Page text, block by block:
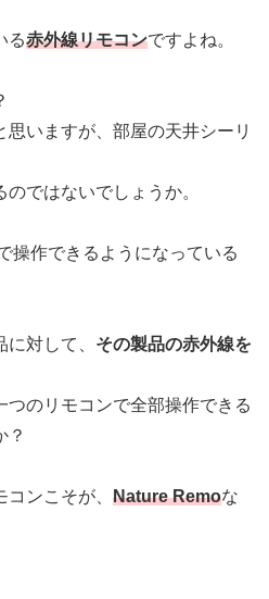
る赤外線リモコンですよね。
いますが、部屋の天井シーリ
のではないでしょうか。
操作できるようになっている
対して、 その製品の赤外線を
つのリモコンで全部操作できる
？
ンこそが、 Nature Remoな